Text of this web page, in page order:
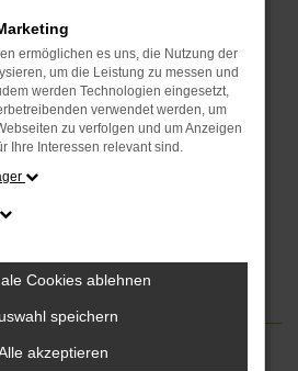
ermöglichen es uns, die Nutzung der
um die Leistung zu messen und
werden Technologien eingesetzt,
verwendet werden, um
zu verfolgen und um Anzeigen
Ihre Interessen relevant sind.
Cookies ablehnen
speichern
akzeptieren